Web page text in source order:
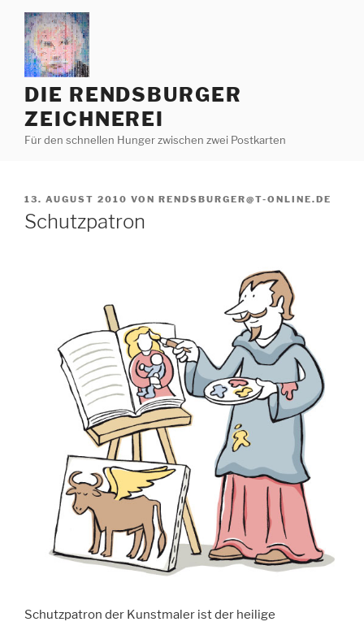
Zum
Inhalt
springen
DIE RENDSBURGER
ZEICHNEREI
Für den schnellen Hunger zwischen zwei Postkarten
VERÖFFENTLICHT
AM
13. AUGUST 2010 VON RENDSBURGER@T-ONLINE.DE
Schutzpatron
Schutzpatron der Kunstmaler ist der heilige